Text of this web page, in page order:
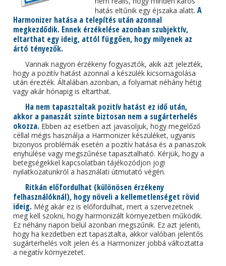
hatás eltűnik egy éjszaka alatt.A
Harmonizer hatása a telepítés után azonnal
megkezdődik. Ennek érzékelése azonban szubjektív,
eltarthat egy ideig, attól függően, hogy milyenek az
ártó tényezők.
Vannak nagyon érzékeny fogyasztók, akik azt jelezték,
hogy a pozitív hatást azonnal a készülék kicsomagolása
után érezték. Általában azonban, a folyamat néhány hétig
vagy akár hónapig is eltarthat.
Ha nem tapasztaltak pozitív hatást ez idő után,
akkor a panaszát szinte biztosan nem a sugárterhelés
okozza. Ebben az esetben azt javasoljuk, hogy megelőző
céllal mégis használja a Harmonizer készüléket, ugyanis
bizonyos problémák esetén a pozitív hatása és a panaszok
enyhülése vagy megszűnése tapasztalható. Kérjük, hogy a
betegségekkel kapcsolatban tájékozódjon jogi
nyilatkozatunkról a használati útmutató végén.
Ritkán előfordulhat (különösen érzékeny
felhasználóknál), hogy növeli a kellemetlenséget rövid
ideig. Még akár ez is előfordulhat, mert a szervezetnek
meg kell szokni, hogy harmonizált környezetben működik.
Ez néhány napon belül azonban megszűnik. Ez azt jelenti,
hogy ha kezdetben ezt tapasztalta, akkor valóban jelentős
sugárterhelés volt jelen és a Harmonizer jobbá változtatta
a negatív környezetet.